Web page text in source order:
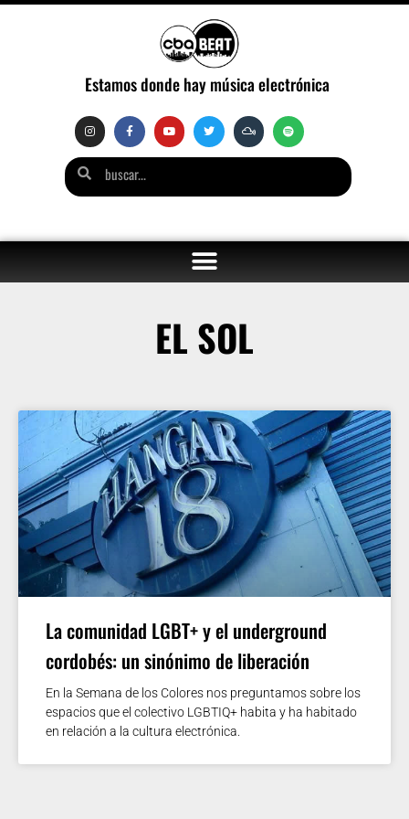
Estamos donde hay música electrónica
EL SOL
La comunidad LGBT+ y el underground
cordobés: un sinónimo de liberación
En la Semana de los Colores nos preguntamos sobre los
espacios que el colectivo LGBTIQ+ habita y ha habitado
en relación a la cultura electrónica.